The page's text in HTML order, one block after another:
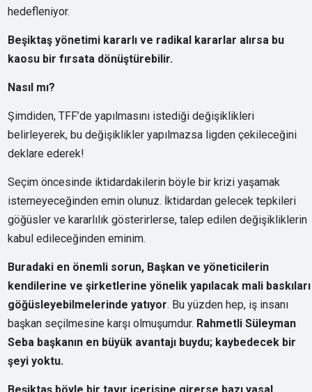
hedefleniyor.
Beşiktaş yönetimi kararlı ve radikal kararlar alırsa bu
kaosu bir fırsata dönüştürebilir.
Nasıl mı?
Şimdiden, TFF’de yapılmasını istediği değişiklikleri
belirleyerek, bu değişiklikler yapılmazsa ligden çekileceğini
deklare ederek!
Seçim öncesinde iktidardakilerin böyle bir krizi yaşamak
istemeyeceğinden emin olunuz. İktidardan gelecek tepkileri
göğüsler ve kararlılık gösterirlerse, talep edilen değişikliklerin
kabul edileceğinden eminim.
Buradaki en önemli sorun, Başkan ve yöneticilerin
kendilerine ve şirketlerine yönelik yapılacak mali baskıları
göğüsleyebilmelerinde yatıyor. Bu yüzden hep, iş insanı
başkan seçilmesine karşı olmuşumdur. Rahmetli Süleyman
Seba başkanın en büyük avantajı buydu; kaybedecek bir
şeyi yoktu.